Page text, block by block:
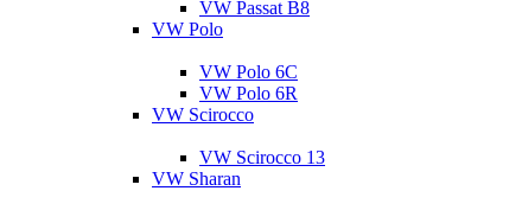
VW Passat B8
VW Polo
VW Polo 6C
VW Polo 6R
VW Scirocco
VW Scirocco 13
VW Sharan